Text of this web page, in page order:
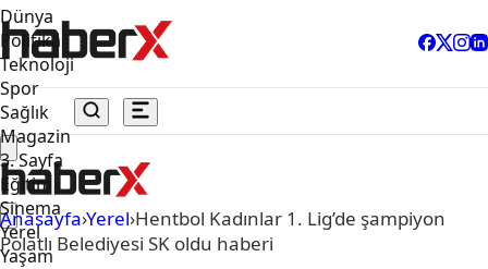
Dünya
Politika
Teknoloji
Spor
Sağlık
Magazin
3. Sayfa
Eğitim
Sinema
Yerel
Yaşam
Anasayfa›Yerel›Hentbol Kadınlar 1. Lig’de şampiyon
Polatlı Belediyesi SK oldu haberi